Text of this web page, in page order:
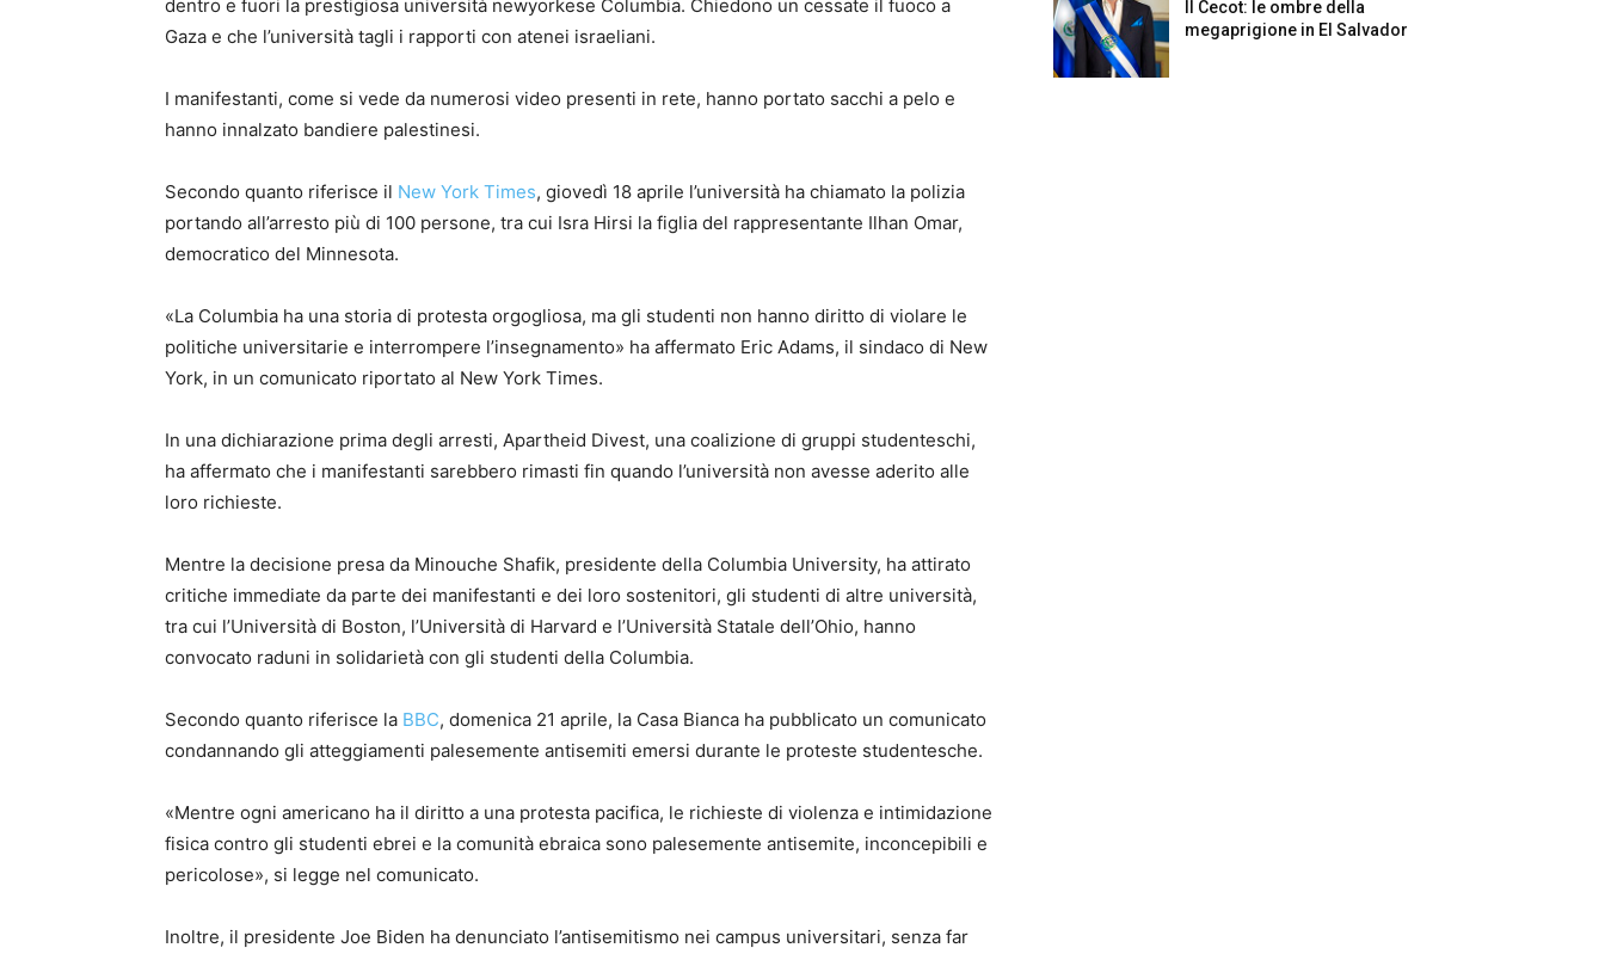
dentro e fuori la prestigiosa università newyorkese Columbia. Chiedono un cessate il fuoco a
Gaza e che l’università tagli i rapporti con atenei israeliani.
I manifestanti, come si vede da numerosi video presenti in rete, hanno portato sacchi a pelo e
hanno innalzato bandiere palestinesi.
Secondo quanto riferisce il New York Times, giovedì 18 aprile l’università ha chiamato la polizia
portando all’arresto più di 100 persone, tra cui Isra Hirsi la figlia del rappresentante Ilhan Omar,
democratico del Minnesota.
«La Columbia ha una storia di protesta orgogliosa, ma gli studenti non hanno diritto di violare le
politiche universitarie e interrompere l’insegnamento» ha affermato Eric Adams, il sindaco di New
York, in un comunicato riportato al New York Times.
In una dichiarazione prima degli arresti, Apartheid Divest, una coalizione di gruppi studenteschi,
ha affermato che i manifestanti sarebbero rimasti fin quando l’università non avesse aderito alle
loro richieste.
Mentre la decisione presa da Minouche Shafik, presidente della Columbia University, ha attirato
critiche immediate da parte dei manifestanti e dei loro sostenitori, gli studenti di altre università,
tra cui l’Università di Boston, l’Università di Harvard e l’Università Statale dell’Ohio, hanno
convocato raduni in solidarietà con gli studenti della Columbia.
Secondo quanto riferisce la BBC, domenica 21 aprile, la Casa Bianca ha pubblicato un comunicato
condannando gli atteggiamenti palesemente antisemiti emersi durante le proteste studentesche.
«Mentre ogni americano ha il diritto a una protesta pacifica, le richieste di violenza e intimidazione
fisica contro gli studenti ebrei e la comunità ebraica sono palesemente antisemite, inconcepibili e
pericolose», si legge nel comunicato.
Inoltre, il presidente Joe Biden ha denunciato l’antisemitismo nei campus universitari, senza far
Il Cecot: le ombre della
megaprigione in El Salvador